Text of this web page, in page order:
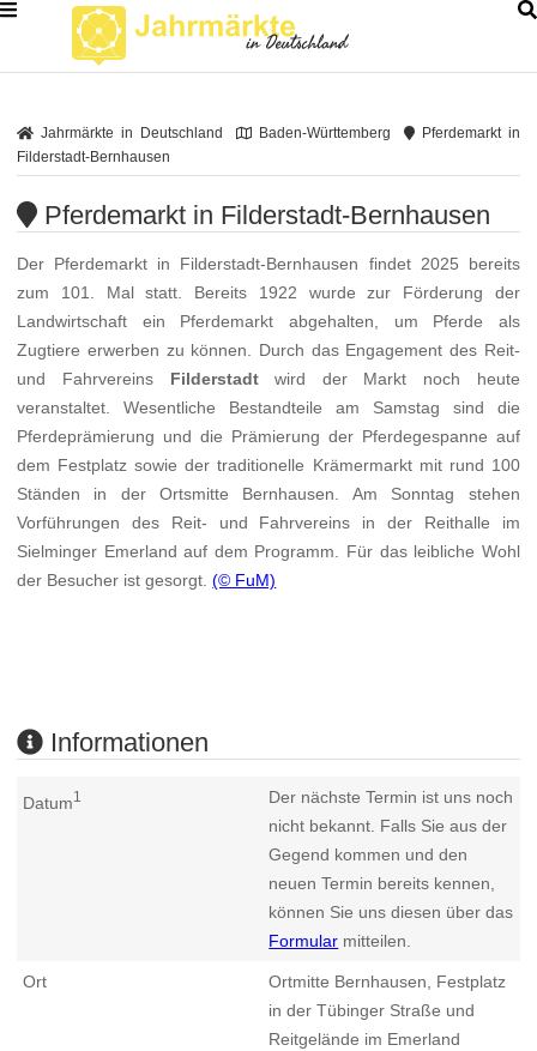
Jahrmärkte in Deutschland Baden-Württemberg
Pferdemarkt in
Filderstadt-Bernhausen
Pferdemarkt in Filderstadt-Bernhausen
Der Pferdemarkt in Filderstadt-Bernhausen findet 2025 bereits
zum 101. Mal statt. Bereits 1922 wurde zur Förderung der
Landwirtschaft ein Pferdemarkt abgehalten, um Pferde als
Zugtiere erwerben zu können. Durch das Engagement des Reit-
und Fahrvereins Filderstadtwird der Markt noch heute
veranstaltet. Wesentliche Bestandteile am Samstag sind die
Pferdeprämierung und die Prämierung der Pferdegespanne auf
dem Festplatz sowie der traditionelle Krämermarkt mit rund 100
Ständen in der Ortsmitte Bernhausen. Am Sonntag stehen
Vorführungen des Reit- und Fahrvereins in der Reithalle im
Sielminger Emerland auf dem Programm. Für das leibliche Wohl
der Besucher ist gesorgt.(© FuM)
Informationen
Datum1
Der nächste Termin ist uns noch
nicht bekannt. Falls Sie aus der
Gegend kommen und den
neuen Termin bereits kennen,
können Sie uns diesen über das
Formular mitteilen.
Ort
Ortmitte Bernhausen, Festplatz
in der Tübinger Straße und
Reitgelände im Emerland